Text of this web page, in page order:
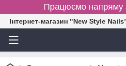
Працюємо напряму
Інтернет-магазин "New Style